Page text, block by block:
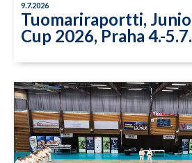
9.7.2026
Tuomariraportti,
Cup 2026, Praha 4.-